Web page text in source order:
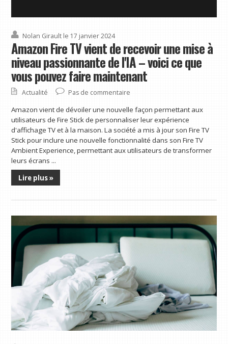
Nolan Girault le 17 janvier 2024
Amazon Fire TV vient de recevoir une mise à
niveau passionnante de l'IA – voici ce que
vous pouvez faire maintenant
Actualité Pas de commentaire
Amazon vient de dévoiler une nouvelle façon permettant aux
utilisateurs de Fire Stick de personnaliser leur expérience
d'affichage TV et à la maison. La société a mis à jour son Fire TV
Stick pour inclure une nouvelle fonctionnalité dans son Fire TV
Ambient Experience, permettant aux utilisateurs de transformer
leurs écrans ...
Lire plus »